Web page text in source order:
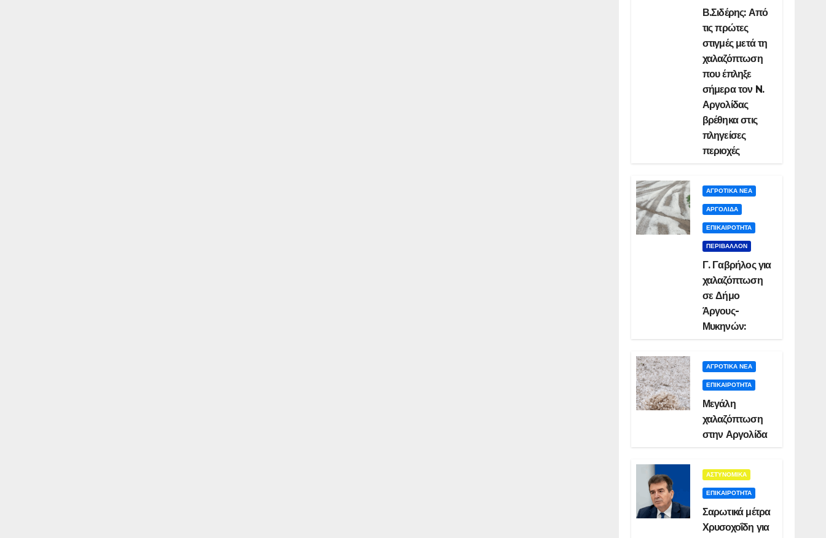
Β.Σιδέρης: Από
τις πρώτες
στιγμές μετά τη
χαλαζόπτωση
που έπληξε
σήμερα τον N.
Αργολίδας
βρέθηκα στις
πληγείσες
περιοχές
ΑΓΡΟΤΙΚΑ ΝΕΑ
ΑΡΓΟΛΙΔΑ
ΕΠΙΚΑΙΡΟΤΗΤΑ
ΠΕΡΙΒΑΛΛΟΝ
Γ. Γαβρήλος για
χαλαζόπτωση
σε Δήμο
Άργους-
Μυκηνών:
ΑΓΡΟΤΙΚΑ ΝΕΑ
ΕΠΙΚΑΙΡΟΤΗΤΑ
Μεγάλη
χαλαζόπτωση
στην Αργολίδα
ΑΣΤΥΝΟΜΙΚΑ
ΕΠΙΚΑΙΡΟΤΗΤΑ
Σαρωτικά μέτρα
Χρυσοχοΐδη για